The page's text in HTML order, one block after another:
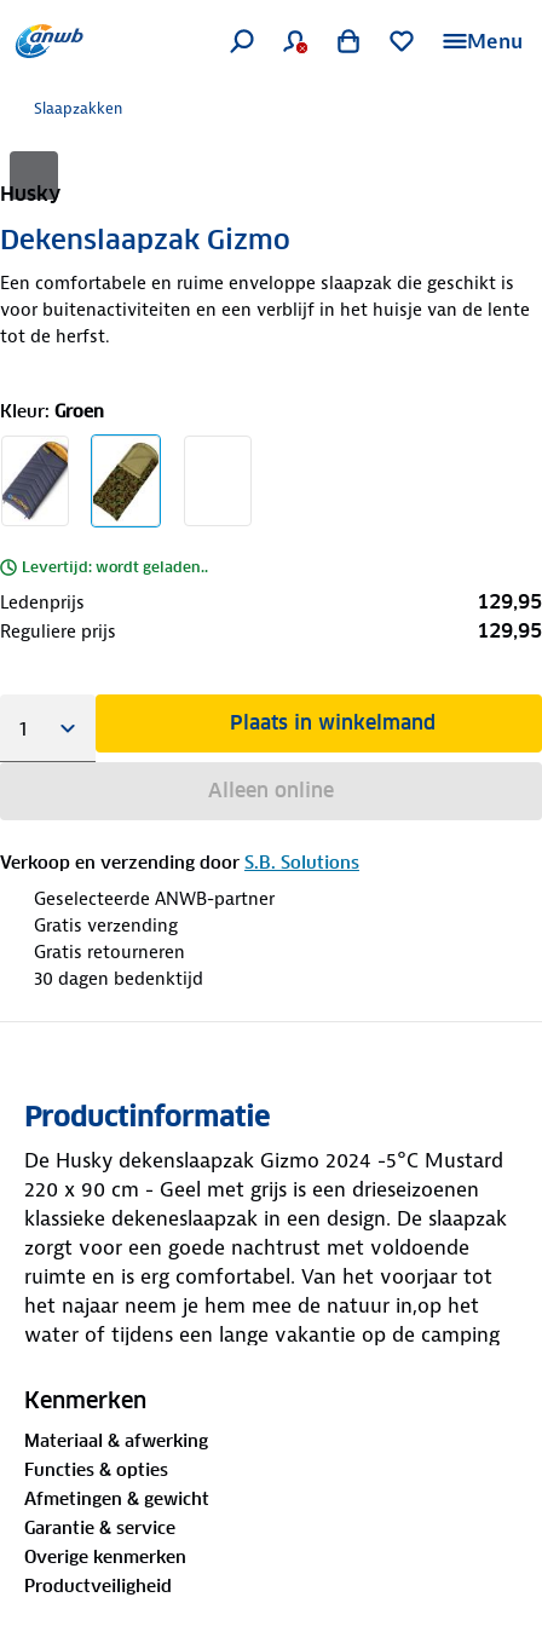
Menu
Slaapzakken
Husky
Dekenslaapzak Gizmo
Een comfortabele en ruime enveloppe slaapzak die geschikt is
voor buitenactiviteiten en een verblijf in het huisje van de lente
tot de herfst.
Kleur: Groen
Levertijd: wordt geladen..
Ledenprijs 129,95
Reguliere prijs 129,95
Plaats in winkelmand
Alleen online
Verkoop en verzending door S.B. Solutions
Geselecteerde ANWB-partner
Gratis verzending
Gratis retourneren
30 dagen bedenktijd
Productinformatie
De Husky dekenslaapzak Gizmo 2024 -5°C Mustard
220 x 90 cm - Geel met grijs is een drieseizoenen
klassieke dekeneslaapzak in een design. De slaapzak
zorgt voor een goede nachtrust met voldoende
ruimte en is erg comfortabel. Van het voorjaar tot
het najaar neem je hem mee de natuur in,op het
water of tijdens een lange vakantie op de camping
hem als slaapzak of als deken gebruikt. In beide
materialen je tegen de kou en garanderen ze een
hoog comfort.
Onderstaand de kenmerken van de Husky Gizmo
2024 slaapzak:
Kenmerken
Materiaal & afwerking
Functies & opties
Afmetingen & gewicht
Garantie & service
Overige kenmerken
Productveiligheid